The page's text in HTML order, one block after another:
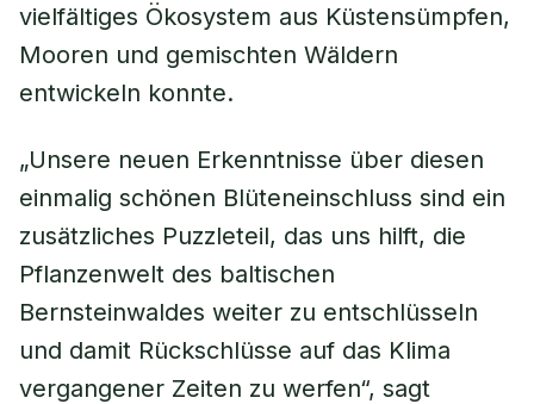
vielfältiges Ökosystem aus Küstensümpfen,
Mooren und gemischten Wäldern
entwickeln konnte.
„Unsere neuen Erkenntnisse über diesen
einmalig schönen Blüteneinschluss sind ein
zusätzliches Puzzleteil, das uns hilft, die
Pflanzenwelt des baltischen
Bernsteinwaldes weiter zu entschlüsseln
und damit Rückschlüsse auf das Klima
vergangener Zeiten zu werfen“, sagt